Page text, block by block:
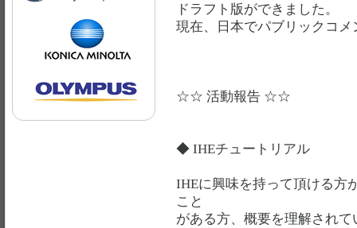
ドラフト版ができました。
現在、日本でパブリックコ
☆☆ 活動報告 ☆☆
◆ IHEチュートリアル
IHEに興味を持って頂ける方
こと
がある方、概要を理解され